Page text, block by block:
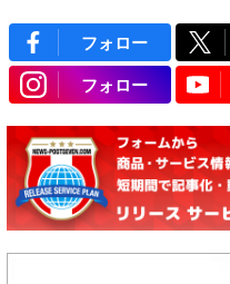
フォロー
フォロー